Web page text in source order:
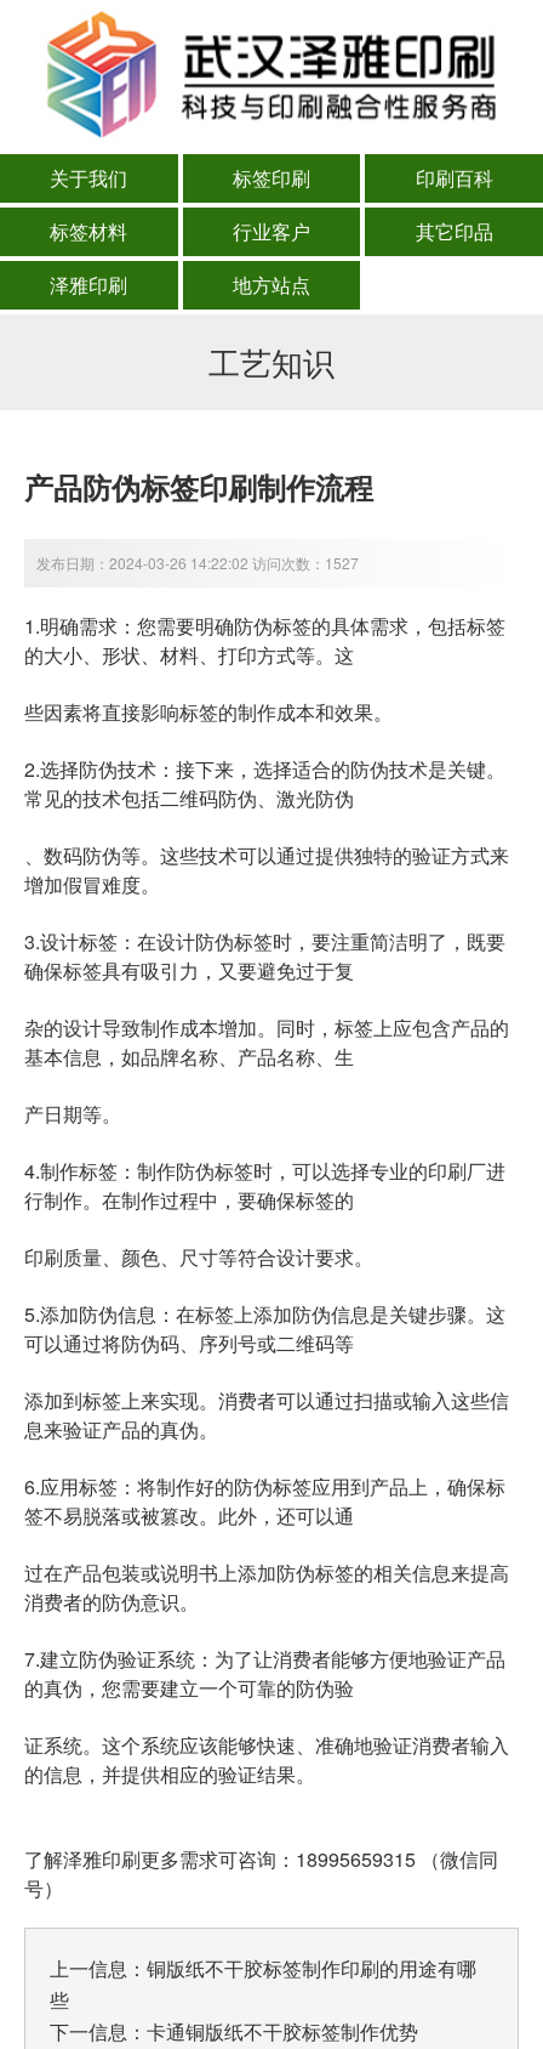
关于我们 标签印刷
印刷百科
标签材料
行业客户
其它印品
泽雅印刷
地方站点
工艺知识
产品防伪标签印刷制作流程
发布日期：2024-03-26 14:22:02 访问次数：1527
1.明确需求：您需要明确防伪标签的具体需求，包括标签
的大小、形状、材料、打印方式等。这
些因素将直接影响标签的制作成本和效果。
2.选择防伪技术：接下来，选择适合的防伪技术是关键。
常见的技术包括二维码防伪、激光防伪
、数码防伪等。这些技术可以通过提供独特的验证方式来
增加假冒难度。
3.设计标签：在设计防伪标签时，要注重简洁明了，既要
确保标签具有吸引力，又要避免过于复
杂的设计导致制作成本增加。同时，标签上应包含产品的
基本信息，如品牌名称、产品名称、生
产日期等。
4.制作标签：制作防伪标签时，可以选择专业的印刷厂进
行制作。在制作过程中，要确保标签的
印刷质量、颜色、尺寸等符合设计要求。
5.添加防伪信息：在标签上添加防伪信息是关键步骤。这
可以通过将防伪码、序列号或二维码等
添加到标签上来实现。消费者可以通过扫描或输入这些信
息来验证产品的真伪。
6.应用标签：将制作好的防伪标签应用到产品上，确保标
签不易脱落或被篡改。此外，还可以通
过在产品包装或说明书上添加防伪标签的相关信息来提高
消费者的防伪意识。
7.建立防伪验证系统：为了让消费者能够方便地验证产品
的真伪，您需要建立一个可靠的防伪验
证系统。这个系统应该能够快速、准确地验证消费者输入
的信息，并提供相应的验证结果。
了解泽雅印刷更多需求可咨询：18995659315 （微信同
号）
上一信息： 铜版纸不干胶标签制作印刷的用途有哪
些
下一信息： 卡通铜版纸不干胶标签制作优势